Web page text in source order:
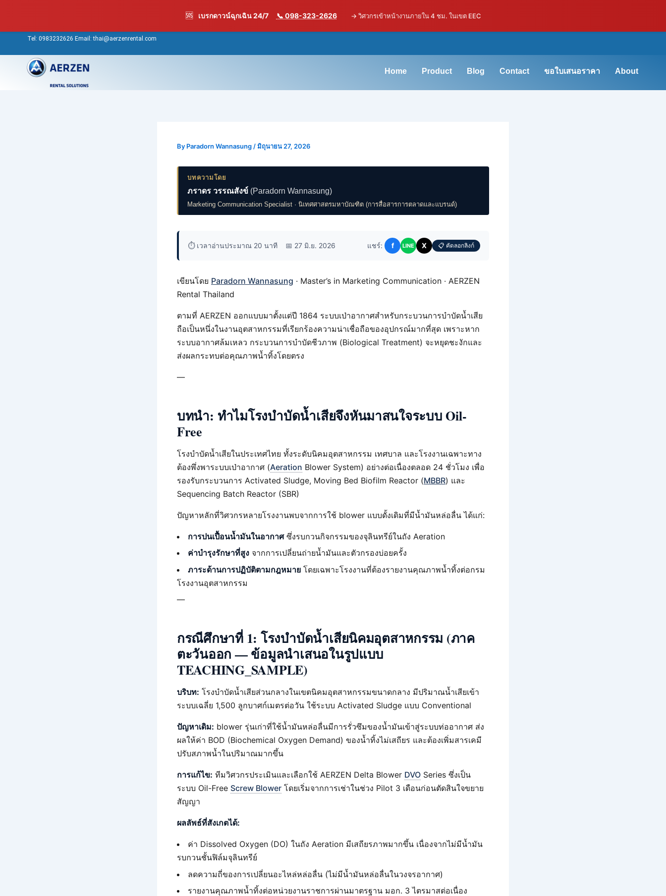
🆘 เบรกดาวน์ฉุกเฉิน 24/7 📞 098-323-2626 → วิศวกรเข้าหน้างานภายใน 4 ชม. ในเขต EEC
content
Tel: 0983232626 Email: thai@aerzenrental.com
Home Product Blog Contact ขอใบเสนอราคา About
By Paradorn Wannasung /มิถุนายน 27, 2026
บทความโดย
ภราดร วรรณสังข์ (Paradorn Wannasung)
Marketing Communication Specialist · นิเทศศาสตรมหาบัณฑิต (การสื่อสารการตลาดและแบรนด์)
⏱️ เวลาอ่านประมาณ 20 นาที 📅 27 มิ.ย. 2026 แชร์: f LINE X 📋 คัดลอกลิงก์
เขียนโดย Paradorn Wannasung · Master’s in Marketing Communication · AERZEN
Rental Thailand
ตามที่ AERZEN ออกแบบมาตั้งแต่ปี 1864 ระบบเป่าอากาศสำหรับกระบวนการบำบัดน้ำเสีย
ถือเป็นหนึ่งในงานอุตสาหกรรมที่เรียกร้องความน่าเชื่อถือของอุปกรณ์มากที่สุด เพราะหาก
ระบบอากาศล้มเหลว กระบวนการบำบัดชีวภาพ (Biological Treatment) จะหยุดชะงักและ
ส่งผลกระทบต่อคุณภาพน้ำทิ้งโดยตรง
—
บทนำ: ทำไมโรงบำบัดน้ำเสียจึงหันมาสนใจระบบ Oil-
Free
โรงบำบัดน้ำเสียในประเทศไทย ทั้งระดับนิคมอุตสาหกรรม เทศบาล และโรงงานเฉพาะทาง
ต้องพึ่งพาระบบเป่าอากาศ (Aeration Blower System) อย่างต่อเนื่องตลอด 24 ชั่วโมง เพื่อ
รองรับกระบวนการ Activated Sludge, Moving Bed Biofilm Reactor (MBBR) และ
Sequencing Batch Reactor (SBR)
ปัญหาหลักที่วิศวกรหลายโรงงานพบจากการใช้ blower แบบดั้งเดิมที่มีน้ำมันหล่อลื่น ได้แก่:
การปนเปื้อนน้ำมันในอากาศซึ่งรบกวนกิจกรรมของจุลินทรีย์ในถัง Aeration
ค่าบำรุงรักษาที่สูง จากการเปลี่ยนถ่ายน้ำมันและตัวกรองบ่อยครั้ง
ภาระด้านการปฏิบัติตามกฎหมาย โดยเฉพาะโรงงานที่ต้องรายงานคุณภาพน้ำทิ้งต่อกรม
โรงงานอุตสาหกรรม
—
กรณีศึกษาที่ 1: โรงบำบัดน้ำเสียนิคมอุตสาหกรรม (ภาค
ตะวันออก — ข้อมูลนำเสนอในรูปแบบ
TEACHING_SAMPLE)
บริบท: โรงบำบัดน้ำเสียส่วนกลางในเขตนิคมอุตสาหกรรมขนาดกลาง มีปริมาณน้ำเสียเข้า
ระบบเฉลี่ย 1,500 ลูกบาศก์เมตรต่อวัน ใช้ระบบ Activated Sludge แบบ Conventional
ปัญหาเดิม: blower รุ่นเก่าที่ใช้น้ำมันหล่อลื่นมีการรั่วซึมของน้ำมันเข้าสู่ระบบท่ออากาศ ส่ง
ผลให้ค่า BOD (Biochemical Oxygen Demand) ของน้ำทิ้งไม่เสถียร และต้องเพิ่มสารเคมี
ปรับสภาพน้ำในปริมาณมากขึ้น
การแก้ไข: ทีมวิศวกรประเมินและเลือกใช้ AERZEN Delta Blower DVO Series ซึ่งเป็น
ระบบ Oil-Free Screw Blower โดยเริ่มจากการเช่าในช่วง Pilot 3 เดือนก่อนตัดสินใจขยาย
สัญญา
ผลลัพธ์ที่สังเกตได้:
ค่า Dissolved Oxygen (DO) ในถัง Aeration มีเสถียรภาพมากขึ้น เนื่องจากไม่มีน้ำมัน
รบกวนชั้นฟิล์มจุลินทรีย์
ลดความถี่ของการเปลี่ยนอะไหล่หล่อลื่น (ไม่มีน้ำมันหล่อลื่นในวงจรอากาศ)
รายงานคุณภาพน้ำทิ้งต่อหน่วยงานราชการผ่านมาตรฐาน มอก. 3 ไตรมาสต่อเนื่อง